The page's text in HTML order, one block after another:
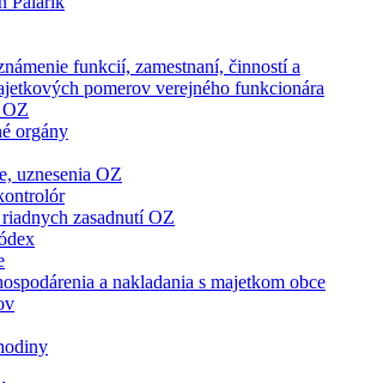
funkcií, zamestnaní, činností a
pomerov verejného funkcionára
OZ
orgány
uznesenia OZ
zasadnutí OZ
a nakladania s majetkom obce